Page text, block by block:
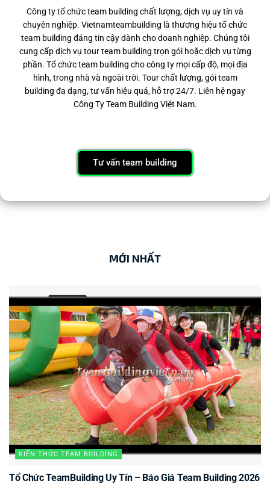
Công ty tổ chức team building chất lượng, dịch vụ uy tín và
chuyên nghiệp. Vietnamteambuilding là thương hiệu tổ chức
team building đáng tin cậy dành cho doanh nghiệp. Chúng tôi
cung cấp dịch vụ tour team building trọn gói hoặc dịch vụ từng
phần. Tổ chức team building cho công ty mọi cấp độ, mọi địa
hình, trong nhà và ngoài trời. Tour chất lượng, gói team
building đa dạng, tư vấn hiệu quả, hỗ trợ 24/7. Liên hệ ngay
Công Ty Team Building Việt Nam.
Tư vấn team building
MỚI NHẤT
KIẾN THỨC TEAM BUILDING
Tổ Chức TeamBuilding Uy Tín – Báo Giá Team Building 2026